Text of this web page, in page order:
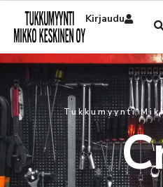
Kirjaudu
Tukkumyynti